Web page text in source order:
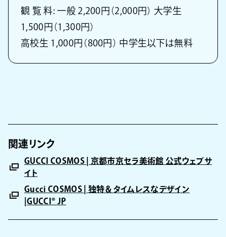
観 覧 料: 一般 2,200円（2,000円） 大学生
1,500円（1,300円）
高校生 1,000円（800円） 中学生以下は無料
関連リンク
GUCCI COSMOS | 京都市京セラ美術館 公式ウェブサ
イト
Gucci COSMOS | 独特＆タイムレスなデザイン
|GUCCI® JP